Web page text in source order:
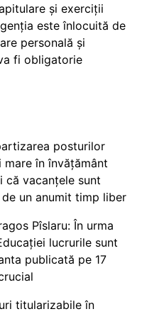
și exerciții
este înlocuită de
personală și
fi obligatorie
posturilor
în învățământ
că vacanțele sunt
un anumit timp liber
Pîslaru: În urma
lucrurile sunt
publicată pe 17
titularizabile în